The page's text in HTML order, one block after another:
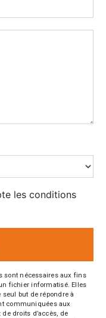
les conditions
sont nécessaires aux fins
fichier informatisé. Elles
but de répondre à
communiquées aux
droits d’accès, de